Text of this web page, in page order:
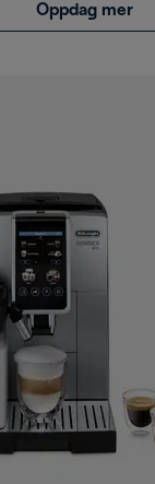
Oppdag mer